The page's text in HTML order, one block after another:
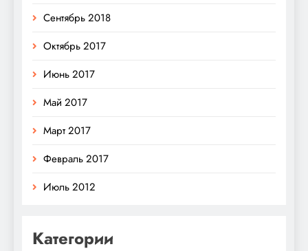
Сентябрь 2018
Октябрь 2017
Июнь 2017
Май 2017
Март 2017
Февраль 2017
Июль 2012
Категории